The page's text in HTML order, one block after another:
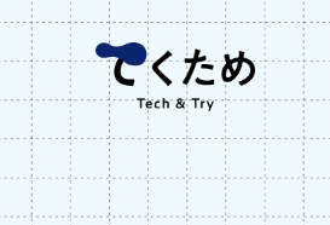
Skip
content
会
デ
ア